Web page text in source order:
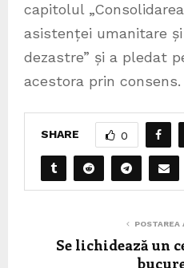
capitolul
asistenței umanitare
dezastre” și a pledat
acestora prin consens.
SHARE 0
POSTAREA
Se lichidează un